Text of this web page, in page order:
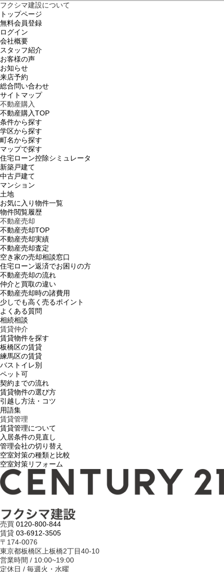
フクシマ建設について
トップページ
無料会員登録
ログイン
会社概要
スタッフ紹介
お客様の声
お知らせ
来店予約
総合問い合わせ
サイトマップ
不動産購入
不動産購入TOP
条件から探す
学区から探す
町名から探す
マップで探す
住宅ローン控除シミュレータ
新築戸建て
中古戸建て
マンション
土地
お気に入り物件一覧
物件閲覧履歴
不動産売却
不動産売却TOP
不動産売却実績
不動産売却査定
空き家の売却相談窓口
住宅ローン返済でお困りの方
不動産売却の流れ
仲介と買取の違い
不動産売却時の諸費用
少しでも高く売るポイント
よくある質問
相続相談
賃貸仲介
賃貸物件を探す
板橋区の賃貸
練馬区の賃貸
バストイレ別
ペット可
契約までの流れ
賃貸物件の選び方
引越し方法・コツ
用語集
賃貸管理
賃貸管理について
入居条件の見直し
管理会社の切り替え
空室対策の種類と比較
空室対策リフォーム
売買 0120-800-844
賃貸 03-6912-3505
〒174-0076
東京都板橋区上板橋2丁目40-10
営業時間 / 10:00~19:00
定休日 / 毎週火・水曜